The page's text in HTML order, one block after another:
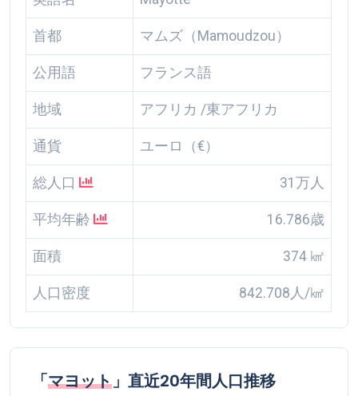
首都 マムズ（Mamoudzou）
公用語 フランス語
地域 アフリカ /東アフリカ
通貨 ユーロ（€）
総人口 31万人
平均年齢 16.786歳
面積 374 ㎢
人口密度 842.708人/㎢
「マヨット」直近20年間人口推移